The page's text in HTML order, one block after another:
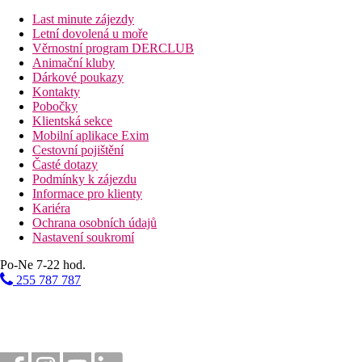
Vzdálenosti
1105 km
Praha
1310 km
Brno
1290 km
Bratislava
Fotogalerie
Last minute zájezdy
Letní dovolená u moře
Věrnostní program DERCLUB
Animační kluby
Dárkové poukazy
Kontakty
Pobočky
Klientská sekce
Mobilní aplikace Exim
Cestovní pojištění
Časté dotazy
Podmínky k zájezdu
Informace pro klienty
Kariéra
Ochrana osobních údajů
Nastavení soukromí
Po-Ne 7-22 hod.
255 787 787